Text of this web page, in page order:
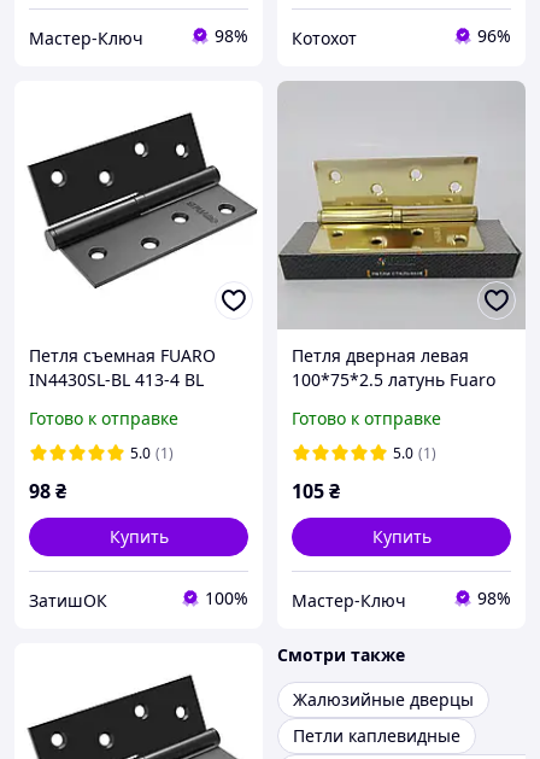
Мастер-Ключ 98% Котохот 96%
Петля съемная FUARO
IN4430SL-BL 413-4 BL
матовый (левая)
Готово к отправке
5.0 (1)
98₴
Купить
ЗатишОК 100%
Петля дверная левая
100*75*2.5 латунь Fuaro
Готово к отправке
5.0 (1)
105₴
Купить
Мастер-Ключ 98%
Смотри также
Жалюзийные дверцы
Петли каплевидные